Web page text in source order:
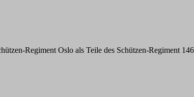
Regiment Oslo als Teile des Schützen-Regiment